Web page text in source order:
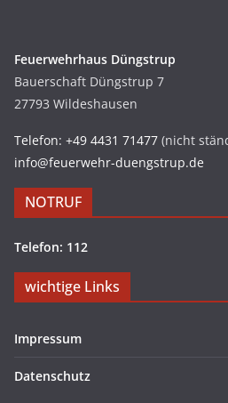
Feuerwehrhaus Düngstrup
Bauerschaft Düngstrup 7
27793 Wildeshausen
Telefon: +49 4431 71477 (nicht
info@feuerwehr-duengstrup.de
NOTRUF
Telefon: 112
wichtige Links
Impressum
Datenschutz